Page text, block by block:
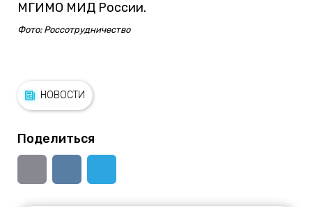
МГИМО МИД России.
Фото: Россотрудничество
НОВОСТИ
Поделиться